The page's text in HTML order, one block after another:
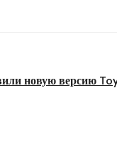
новую версию